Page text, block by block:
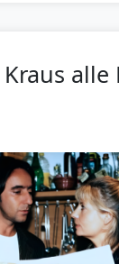
alle